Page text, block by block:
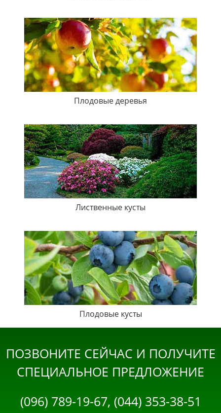
Плодовые деревья
Лиственные кусты
Плодовые кусты
ПОЗВОНИТЕ СЕЙЧАС И ПОЛУЧИТЕ
СПЕЦИАЛЬНОЕ ПРЕДЛОЖЕНИЕ
(096) 789-19-67, (044) 353-38-51